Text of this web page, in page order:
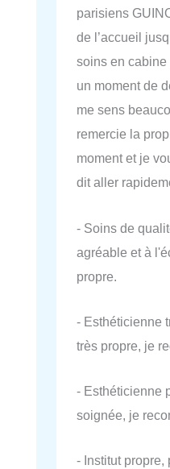
parisiens
de l’accueil
soins en cabine
un moment de
me sens
remercie la
moment et je
dit aller
- Soins de
agréable et à
propre.
- Esthéticienne
très propre, je
- Esthéticienne
soignée, je
- Institut propre,